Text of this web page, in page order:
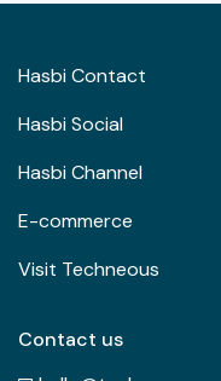
Hasbi Contact
Hasbi Social
Hasbi Channel
E-commerce
Visit Techneous
Contact us